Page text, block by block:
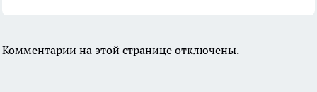
Комментарии на этой странице отключены.